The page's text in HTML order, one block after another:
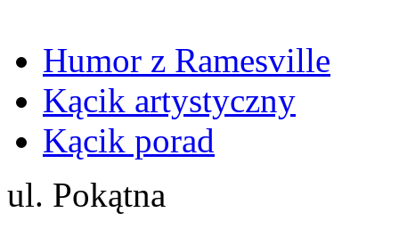
Humor z Ramesville
Kącik artystyczny
Kącik porad
ul. Pokątna